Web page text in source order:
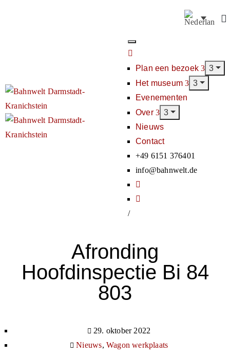
Plan een bezoek
Het museum
Evenementen
Over
Nieuws
Contact
+49 6151 376401
info@bahnwelt.de
/
Afronding
Hoofdinspectie Bi 84
803
29. oktober 2022
Nieuws, Wagon werkplaats